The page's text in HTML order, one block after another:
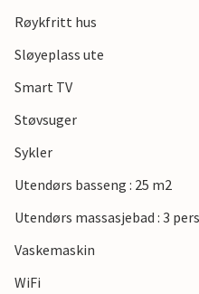
Røykfritt hus
Sløyeplass ute
Smart TV
Støvsuger
Sykler
Utendørs basseng : 25 m2
Utendørs massasjebad : 3
Vaskemaskin
WiFi